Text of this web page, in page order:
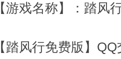
【游戏名称】：踏风
【踏风行免费版】